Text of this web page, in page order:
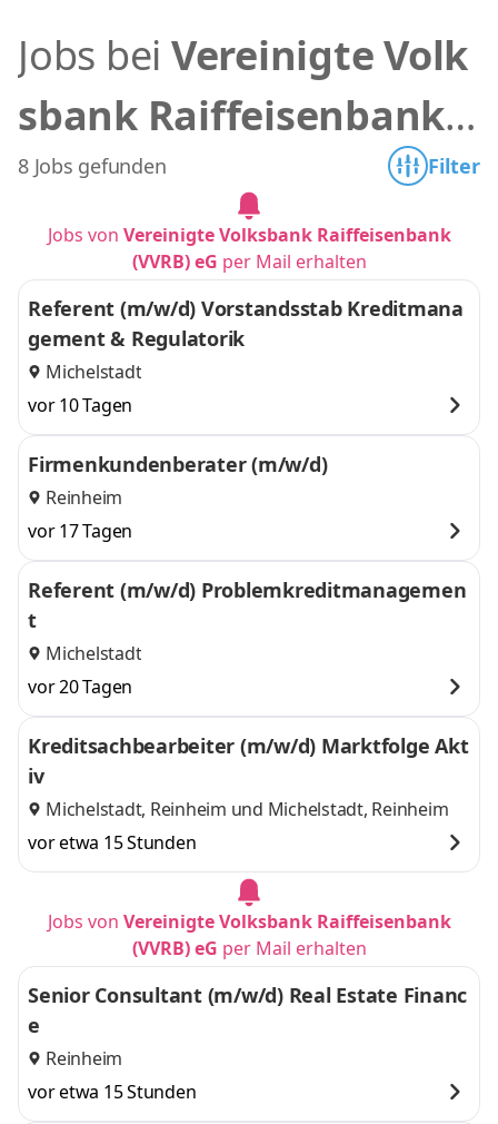
Jobs bei Vereinigte Volk
sbank Raiffeisenbank
(VVRB) eG
8 Jobs gefunden Filter
Jobs von Vereinigte Volksbank Raiffeisenbank
(VVRB) eG per Mail erhalten
Referent (m/w/d) Vorstandsstab Kreditmana
gement & Regulatorik
Michelstadt
vor 10 Tagen
Firmenkundenberater (m/w/d)
Reinheim
vor 17 Tagen
Referent (m/w/d) Problemkreditmanagemen
t
Michelstadt
vor 20 Tagen
Kreditsachbearbeiter (m/w/d) Marktfolge Akt
iv
Michelstadt, Reinheim und Michelstadt, Reinheim
vor etwa 15 Stunden
Jobs von Vereinigte Volksbank Raiffeisenbank
(VVRB) eG per Mail erhalten
Senior Consultant (m/w/d) Real Estate Financ
e
Reinheim
vor etwa 15 Stunden